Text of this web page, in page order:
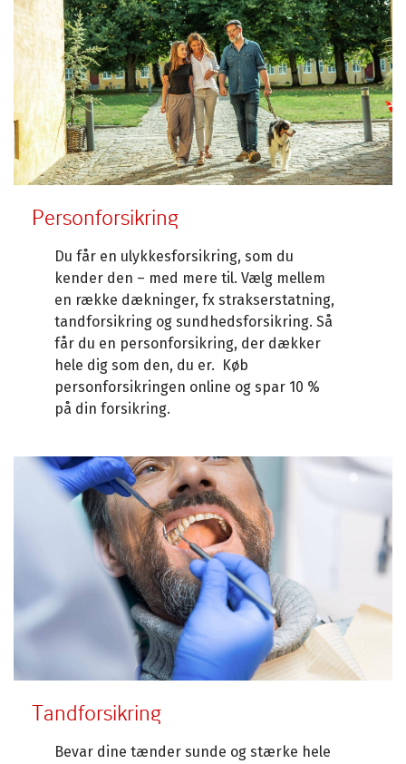
Personforsikring
Du får en ulykkesforsikring, som du
kender den – med mere til. Vælg mellem
en række dækninger, fx strakserstatning,
tandforsikring og sundhedsforsikring. Så
får du en personforsikring, der dækker
hele dig som den, du er. Køb
personforsikringen online og spar 10 %
på din forsikring.
Tandforsikring
Bevar dine tænder sunde og stærke hele